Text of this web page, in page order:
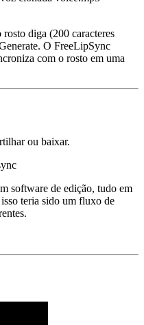
diga (200 caracteres
O FreeLipSync
com o rosto em uma
ou baixar.
software de edição, tudo em
teria sido um fluxo de